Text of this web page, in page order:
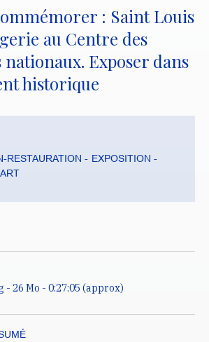
: Saint Louis
au Centre des
Exposer dans
historique
RESTAURATION
EXPOSITION
- 26 Mo - 0:27:05 (approx)